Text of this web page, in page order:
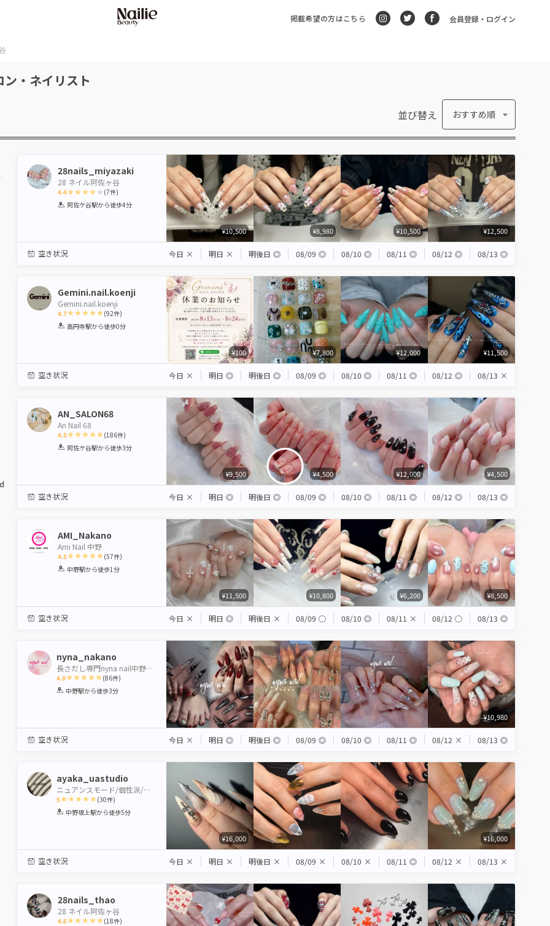
掲載希望の方はこちら 会員登録・ログイン
・ネイリスト
並び替え おすすめ順
28nails_miyazaki
28 ネイル阿佐ヶ谷
4.4
1 2 3 4 5
(7件)
阿佐ケ谷駅から徒歩4分
¥10,500 ¥8,980 ¥10,500 ¥12,500
空き状況 今日 × 明日 × 明後日 ◎ 08/09 ◎ 08/10 ◎ 08/11 ◎ 08/12 ◎ 08/13 ◎
Gemini.nail.koenji
Gemini.nail.koenji
4.7
1 2 3 4 5
(92件)
高円寺駅から徒歩0分
¥100 ¥7,800 ¥12,000 ¥11,500
空き状況 今日 × 明日 ◎ 明後日 ◎ 08/09 ◎ 08/10 ◎ 08/11 ◎ 08/12 ◎ 08/13 ×
AN_SALON68
An Nail 68
4.5
1 2 3 4 5
(186件)
阿佐ケ谷駅から徒歩3分
¥9,500 ¥4,500 ¥12,000 ¥4,500
空き状況 今日 × 明日 ◎ 明後日 ◎ 08/09 ◎ 08/10 ◎ 08/11 ◎ 08/12 ◎ 08/13 ◎
AMI_Nakano
Ami Nail 中野
4.5
1 2 3 4 5
(57件)
中野駅から徒歩1分
¥11,500 ¥10,800 ¥6,200 ¥8,500
空き状況 今日 × 明日 ◎ 明後日 × 08/09 ◯ 08/10 ◎ 08/11 × 08/12 ◯ 08/13 ◎
nyna_nakano
長さだし専門nyna nail中野駅前店
4.8
1 2 3 4 5
(86件)
中野駅から徒歩3分
¥10,980
空き状況 今日 × 明日 ◎ 明後日 ◎ 08/09 ◎ 08/10 ◎ 08/11 ◎ 08/12 × 08/13 ◎
ayaka_uastudio
ニュアンスモード/個性派/海外風
5
1 2 3 4 5
(30件)
中野坂上駅から徒歩5分
¥16,000 ¥16,000
空き状況 今日 × 明日 × 明後日 × 08/09 × 08/10 × 08/11 ◎ 08/12 × 08/13 ×
28nails_thao
28 ネイル阿佐ヶ谷
4.6 (18件)